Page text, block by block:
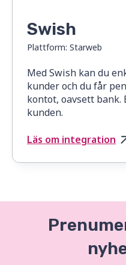
Swish
Plattform: Starweb
Med Swish kan du
kunder och du får
kontot, oavsett bank.
kunden.
Läs om integration